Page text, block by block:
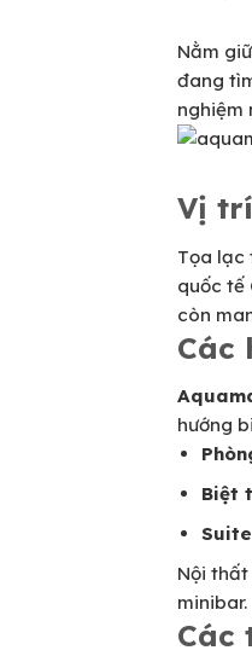
Nằm
đang
nghiệm
Vị
Tọa lạc
quốc tế
còn
Các
hướng
Biệt
Nội
minibar.
Các